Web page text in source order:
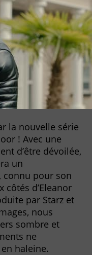
la nouvelle série
! Avec une
d’être dévoilée,
un
connu pour son
d’Eleanor
par Starz et
nous
sombre et
ne
haleine.